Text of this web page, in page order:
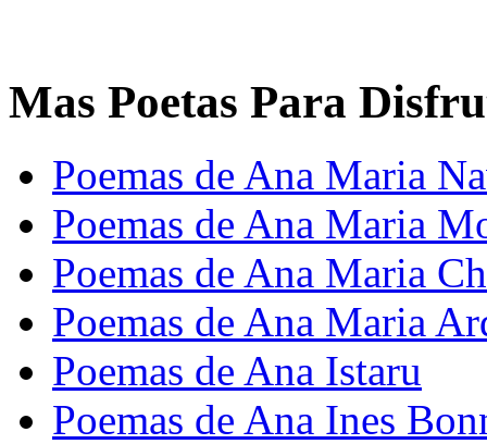
Mas Poetas Para
Poemas de Ana Maria
Poemas de Ana Maria
Poemas de Ana Maria
Poemas de Ana Maria
Poemas de Ana Istaru
Poemas de Ana Ines